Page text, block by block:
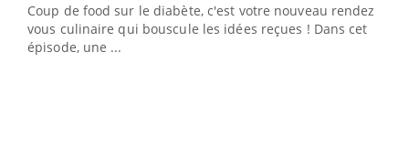
Coup de food sur le diabète, c'est votre nouveau rendez-
vous culinaire qui bouscule les idées reçues ! Dans cet
épisode, une ...